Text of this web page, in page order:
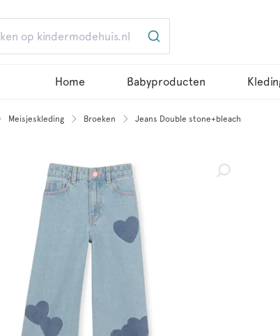
Home Babyproducten
Meisjeskleding Broeken Jeans Double stone+bleach